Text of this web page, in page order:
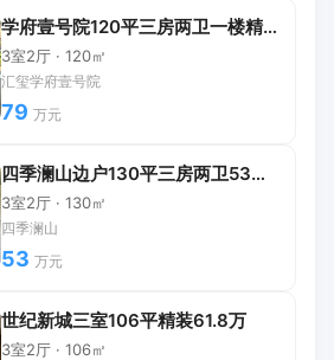
学府壹号院120平三房两卫一楼精装带院子
3室2厅 · 120㎡
汇玺学府壹号院
79 万元
四季澜山边户130平三房两卫53万可直接更名
3室2厅 · 130㎡
四季澜山
53 万元
世纪新城三室106平精装61.8万
3室2厅 · 106㎡